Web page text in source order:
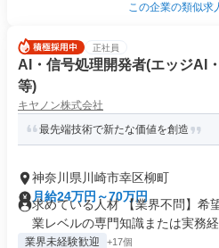
この企業の類似求
正社員
AI・信号処理開発者(エッジAI
等)
キヤノン株式会社
最先端技術で新たな価値を創造
神奈川県川崎市幸区柳町
月給24万円～70万円
求めている人材 【業界不問】希
業レベルの専門知識または実務経
業界未経験歓迎 +17個